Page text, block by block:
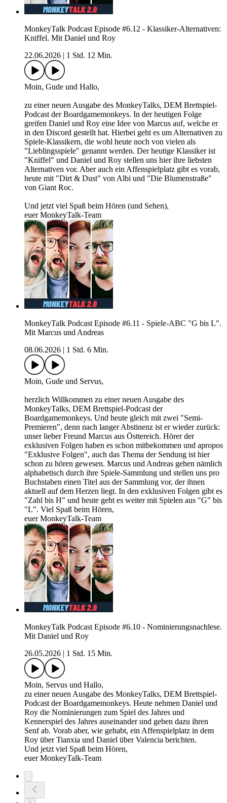
MonkeyTalk Podcast Episode #6.12 - Klassiker-Alternativen:
Kniffel. Mit Daniel und Roy
22.06.2026
1 Std. 12 Min.
Moin, Gude und Hallo,
zu einer neuen Ausgabe des MonkeyTalks, DEM Brettspiel-
Podcast der Boardgamemonkeys. In der heutigen Folge
greifen Daniel und Roy eine Idee von Marcus auf, welche er
in den Discord gestellt hat. Hierbei geht es um Alternativen zu
Spiele-Klassikern, die wohl heute noch von vielen als
"Lieblingsspiele" genannt werden. Der heutige Klassiker ist
"Kniffel" und Daniel und Roy stellen uns hier ihre liebsten
Alternativen vor. Aber auch ein Affenspielplatz gibt es vorab,
heute mit "Dirt & Dust" von Albi und "Die Blumenstraße"
von Giant Roc.
Und jetzt viel Spaß beim Hören (und Sehen),
euer MonkeyTalk-Team
MonkeyTalk Podcast Episode #6.11 - Spiele-ABC "G bis L".
Mit Marcus und Andreas
08.06.2026
1 Std. 6 Min.
Moin, Gude und Servus,
herzlich Willkommen zu einer neuen Ausgabe des
MonkeyTalks, DEM Brettspiel-Podcast der
Boardgamemonkeys. Und heute gleich mit zwei "Semi-
Premieren", denn nach langer Abstinenz ist er wieder zurück:
unser lieber Freund Marcus aus Östtereich. Hörer der
exklusiven Folgen haben es schon mitbekommen und apropos
"Exklusive Folgen", auch das Thema der Sendung ist hier
schon zu hören gewesen. Marcus und Andreas gehen nämlich
alphabetisch durch ihre Spiele-Sammlung und stellen uns pro
Buchstaben einen Titel aus der Sammlung vor, der ihnen
aktuell auf dem Herzen liegt. In den exklusiven Folgen gibt es
"Zahl bis H" und heute geht es weiter mit Spielen aus "G" bis
"L". Viel Spaß beim Hören,
euer MonkeyTalk-Team
MonkeyTalk Podcast Episode #6.10 - Nominierungsnachlese.
Mit Daniel und Roy
26.05.2026
1 Std. 15 Min.
Moin, Servus und Hallo,
zu einer neuen Ausgabe des MonkeyTalks, DEM Brettspiel-
Podcast der Boardgamemonkeys. Heute nehmen Daniel und
Roy die Nominierungen zum Spiel des Jahres und
Kennerspiel des Jahres auseinander und geben dazu ihren
Senf ab. Vorab aber, wie gehabt, ein Affenspielplatz in dem
Roy über Tianxia und Daniel über Valencia berichten.
Und jetzt viel Spaß beim Hören,
euer MonkeyTalk-Team